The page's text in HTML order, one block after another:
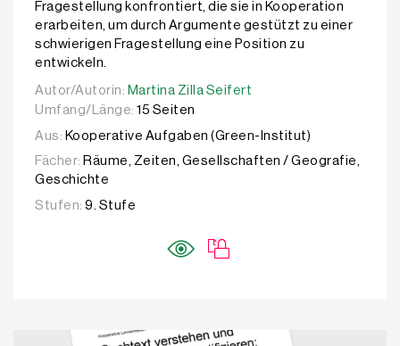
Fragestellung konfrontiert, die sie in Kooperation
erarbeiten, um durch Argumente gestützt zu einer
schwierigen Fragestellung eine Position zu
entwickeln.
Autor/Autorin: Martina Zilla Seifert
Autor/Autorin: Martina Zilla Seifert
Umfang/Länge: 15 Seiten
Aus: Kooperative Aufgaben (Green-Institut)
Fächer: Räume, Zeiten, Gesellschaften / Geografie,
Geschichte
Stufen: 9. Stufe